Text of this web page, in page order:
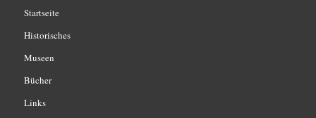
Startseite
Historisches
Museen
Bücher
Links